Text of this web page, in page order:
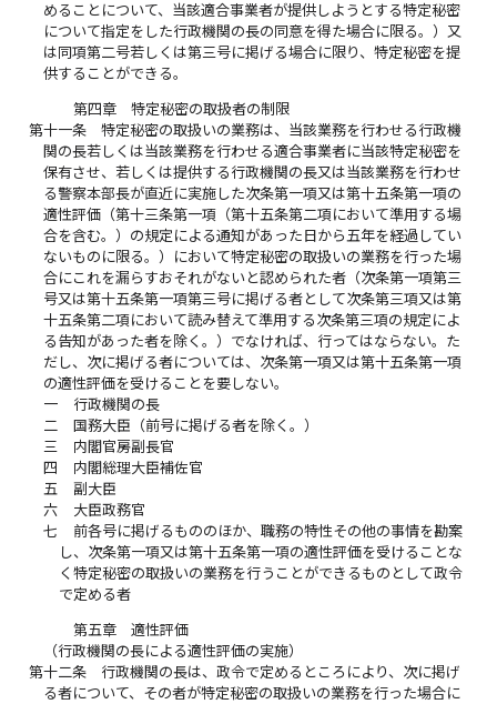
めることについて、当該適合事業者が提供しようとする特定秘密
について指定をした行政機関の長の同意を得た場合に限る。）又
は同項第二号若しくは第三号に掲げる場合に限り、特定秘密を提
供することができる。
第四章 特定秘密の取扱者の制限
第十一条
特定秘密の取扱いの業務は、当該業務を行わせる行政機
関の長若しくは当該業務を行わせる適合事業者に当該特定秘密を
保有させ、若しくは提供する行政機関の長又は当該業務を行わせ
る警察本部長が直近に実施した次条第一項又は第十五条第一項の
適性評価（第十三条第一項（第十五条第二項において準用する場
合を含む。）の規定による通知があった日から五年を経過してい
ないものに限る。）において特定秘密の取扱いの業務を行った場
合にこれを漏らすおそれがないと認められた者（次条第一項第三
号又は第十五条第一項第三号に掲げる者として次条第三項又は第
十五条第二項において読み替えて準用する次条第三項の規定によ
る告知があった者を除く。）でなければ、行ってはならない。た
だし、次に掲げる者については、次条第一項又は第十五条第一項
の適性評価を受けることを要しない。
一
行政機関の長
二
国務大臣（前号に掲げる者を除く。）
三
内閣官房副長官
四
内閣総理大臣補佐官
五
副大臣
六
大臣政務官
七
前各号に掲げるもののほか、職務の特性その他の事情を勘案
し、次条第一項又は第十五条第一項の適性評価を受けることな
く特定秘密の取扱いの業務を行うことができるものとして政令
で定める者
第五章 適性評価
（行政機関の長による適性評価の実施）
第十二条
行政機関の長は、政令で定めるところにより、次に掲げ
る者について、その者が特定秘密の取扱いの業務を行った場合に